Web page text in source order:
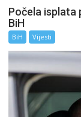
Počela isplata
BiH
BiH Vijesti